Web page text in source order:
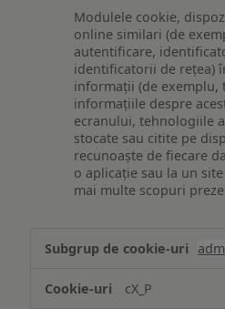
Modulele cookie,
online similari (de
autentificare,
identificatorii de rețea)
informații (de
informațiile despre
ecranului, tehnologiile
stocate sau citite pe
recunoaște de fiecare
o aplicație sau la un
mai multe scopuri
și/sau
informațiilor
cX_P